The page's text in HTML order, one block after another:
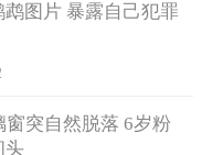
两个人们讨论最为激烈
放烟花的活动，而且烟
，如果是人们考虑把发
，这个从可行性来说还
也没有人看到过有人放
图片 暴露自己犯罪
突自然脱落 6岁粉
头